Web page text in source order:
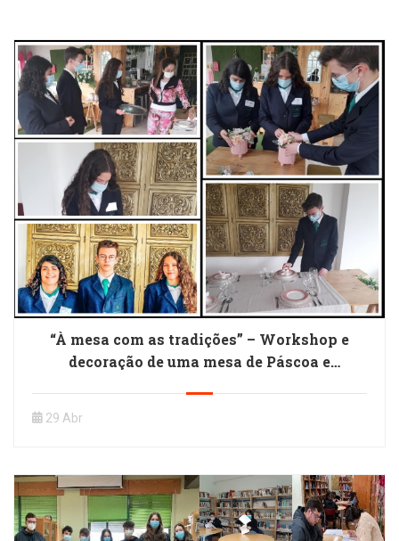
“À mesa com as tradições” – Workshop e
decoração de uma mesa de Páscoa e
29 Abr